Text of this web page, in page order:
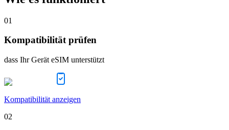
01
Kompatibilität prüfen
dass Ihr Gerät eSIM unterstützt
Kompatibilität anzeigen
02